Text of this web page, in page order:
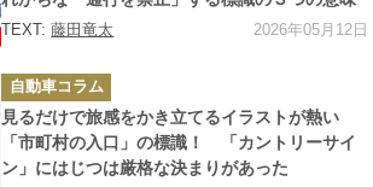
TEXT:藤田竜太 2026年05月12日
カ
テ
ゴ
リ
ー
自動車コラム
見るだけで旅感をかき立てるイラストが熱い
「市町村の入口」の標識！ 「カントリーサイ
ン」にはじつは厳格な決まりがあった